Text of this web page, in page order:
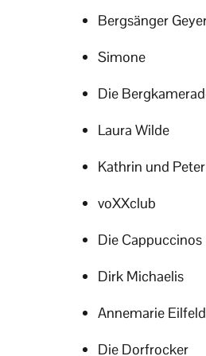
Bergsänger
Simone
Die
Laura Wilde
Kathrin und Peter
voXXclub
Die Cappuccinos
Dirk Michaelis
Annemarie Eilfeld
Die Dorfrocker